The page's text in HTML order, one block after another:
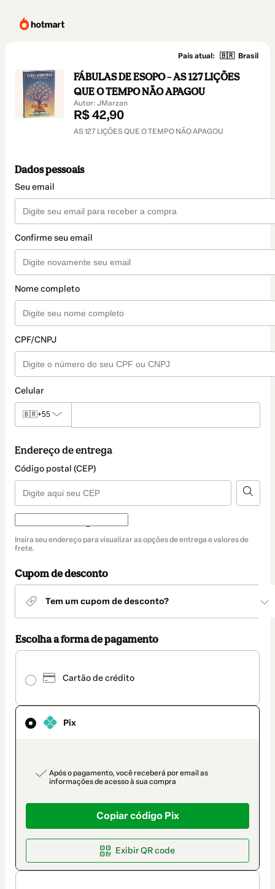
País atual: 🇧🇷 Brasil
FÁBULAS DE ESOPO – AS 127 LIÇÕES
QUE O TEMPO NÃO APAGOU
Autor: JMarzan
R$ 42,90
AS 127 LIÇÕES QUE O TEMPO NÃO APAGOU
Dados pessoais
Seu email
Confirme seu email
Nome completo
CPF/CNPJ
Celular
🇧🇷+55
Endereço de entrega
Código postal (CEP)
de
Insira seu endereço para visualizar as opções de entrega e valores de
frete.
Cupom de desconto
Tem um cupom de desconto?
Escolha a forma de pagamento
Cartão de crédito
Pix
payment_data.section_title_v2
Após o pagamento, você receberá por email as
informações de acesso à sua compra
Copiar código Pix
Exibir QR code
Pix
como
de
pagamento